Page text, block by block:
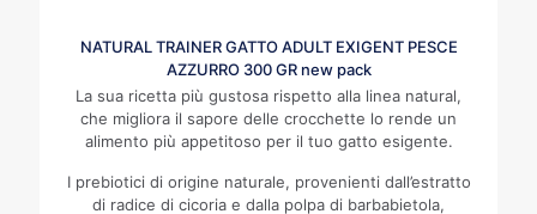
NATURAL TRAINER GATTO ADULT EXIGENT PESCE
AZZURRO 300 GR new pack
La sua ricetta più gustosa rispetto alla linea natural,
che migliora il sapore delle crocchette lo rende un
alimento più appetitoso per il tuo gatto esigente.
I prebiotici di origine naturale, provenienti dall’estratto
di radice di cicoria e dalla polpa di barbabietola,